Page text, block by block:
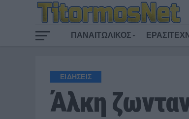
ΠΑΝΑΙΤΩΛΙΚΟΣ
ΕΙΔΗΣΕΙΣ
Άλκη